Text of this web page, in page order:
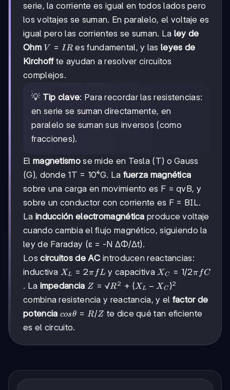
serie, la corriente es igual en todos lados pero
los voltajes se suman. En paralelo, el voltaje es
igual pero las corrientes se suman. La ley de
Ohm V
=
IR
V = IR es fundamental, y lasleyes de
Kirchoffte ayudan a resolver circuitos
complejos.
💡 Tip clave: Para recordar las resistencias:
en serie se suman directamente, en
paralelo se suman sus inversos (como
fracciones).
El magnetismose mide en Tesla (T) o Gauss
(G), donde 1T = 10⁴G. La fuerza magnética
sobre una carga en movimiento es F = qvB, y
sobre un conductor con corriente es F = BIL.
La inducción electromagnética produce voltaje
cuando cambia el flujo magnético, siguiendo la
ley de Faraday (ε = -N ΔΦ/Δt).
Loscircuitos de AC introducen reactancias:
inductiva X_L
=
2πfL
XL = 2π fL y capacitivaX_C =
1/2πfC
XC = 1/2π fC
. La impedancia Z =
√R²
+
(X_L-
Z = √R2 + (XL − XC )2
combina resistencia y reactancia, y el factor de
potencia cos
θ =
R/Z
cosθ = R/Z te dice qué tan eficiente
es el circuito.